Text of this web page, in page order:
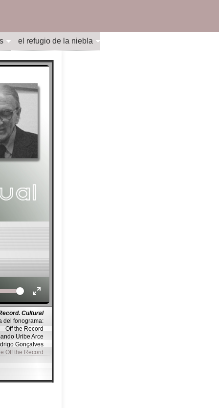
el refugio de la niebla
Volume
Cultural
del fonograma:
Off the Record
Uribe Arce
Gonçalves
Off the Record